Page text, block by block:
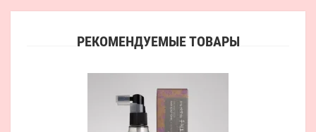
РЕКОМЕНДУЕМЫЕ ТОВАРЫ